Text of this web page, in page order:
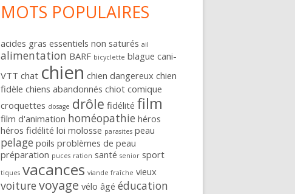
MOTS POPULAIRES
acides gras essentiels non saturés ail
alimentation BARF bicyclette blague cani-
VTT chat chien chien dangereux chien
fidèle chiens abandonnés chiot comique
croquettes dosage drôle fidélité film
film d'animation homéopathie héros
héros fidélité loi molosse parasites peau
pelage poils problèmes de peau
préparation puces ration santé senior sport
tiques vacances viande fraîche vieux
voiture voyage vélo âgé éducation